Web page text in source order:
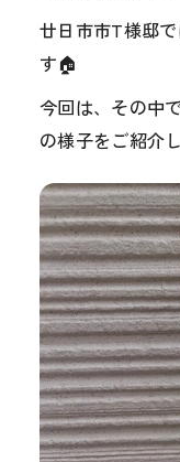
廿日市市T様邸
す🏠
今回は、その中
の様子をご紹介